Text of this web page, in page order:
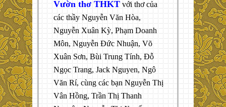
Vườn thơ THKT với thơ của
các thầy Nguyễn Văn Hòa,
Nguyễn Xuân Kỳ, Phạm Doanh
Môn, Nguyễn Đức Nhuận, Võ
Xuân Sơn, Bùi Trung Tính, Đỗ
Ngọc Trang, Jack Nguyen, Ngô
Văn Rí, cùng các bạn Nguyễn Thị
Vân Hồng, Trần Thị Thanh